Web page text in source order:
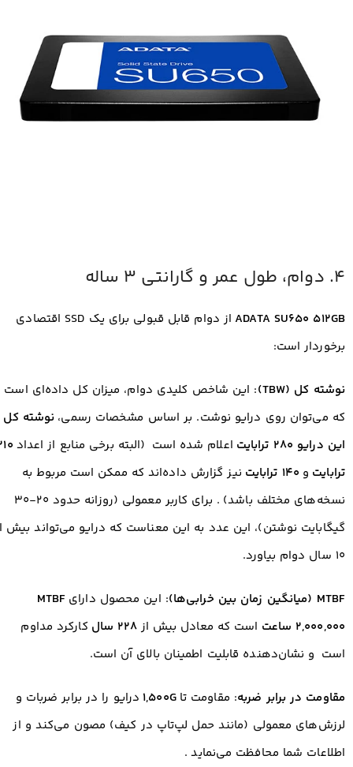
۴. دوام، طول عمر و گارانتی ۳ ساله
ADATA SU650 512GB
از دوام قابل قبولی برای یک SSD اقتصادی
برخوردار است:
نوشته کل (TBW)
: این شاخص کلیدی دوام، میزان کل داده‌ای است
که می‌توان روی درایو نوشت. بر اساس مشخصات رسمی، نوشته کل
این درایو ۲۸۰ ترابایت
اعلام شده است (البته برخی منابع از اعداد
ترابایت و ۱۴۰ ترابایت
نیز گزارش داده‌اند که ممکن است مربوط به
نسخه‌های مختلف باشد)
. برای کاربر معمولی (روزانه حدود ۲۰-۳۰
گیگابایت نوشتن)، این عدد به این معناست که درایو می‌تواند بیش
۱۰ سال دوام بیاورد.
MTBF (میانگین زمان بین خرابی‌ها) : این محصول دارای MTBF
۲,۰۰۰,۰۰۰ ساعت
است که معادل بیش از۲۲۸ سال
کارکرد مداوم
است و نشان‌دهنده قابلیت اطمینان بالای آن است.
مقاومت در برابر ضربه: مقاومت تا۱,۵۰۰G درایو را در برابر ضربات و
لرزش‌های معمولی (مانند حمل لپ‌تاپ در کیف) مصون می‌کند و از
اطلاعات شما محافظت می‌نماید .